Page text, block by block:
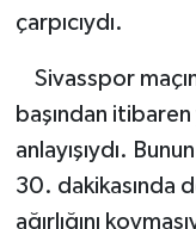
çarpıcıydı.
Sivasspor
başından itibaren
anlayışıydı.
30. dakikasında
ağırlığını